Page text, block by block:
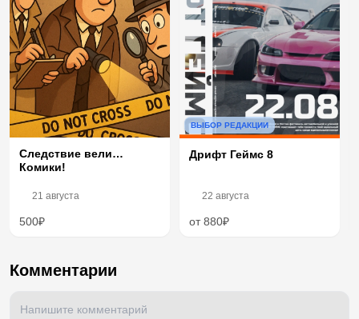
Следствие вели…
Комики!
21 августа
500₽
ВЫБОР РЕДАКЦИИ
Дрифт Геймс 8
22 августа
от 880₽
Комментарии